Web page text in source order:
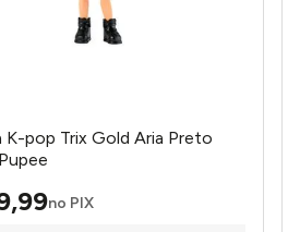
K-pop Trix Gold Aria Preto
,99no PIX